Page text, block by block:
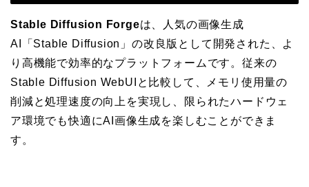
Stable Diffusion Forgeは、人気の画像生成
AI「Stable Diffusion」の改良版として開発された、よ
り高機能で効率的なプラットフォームです。従来の
Stable Diffusion WebUIと比較して、メモリ使用量の
削減と処理速度の向上を実現し、限られたハードウェ
ア環境でも快適にAI画像生成を楽しむことができま
す。